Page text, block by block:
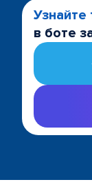
Узнайте
в боте